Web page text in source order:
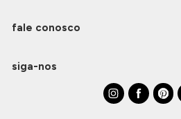
fale conosco
siga-nos